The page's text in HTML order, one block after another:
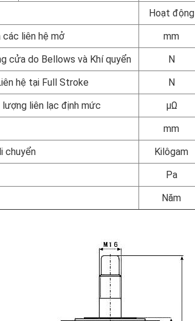
Hoạt động
các liên hệ mở mm
cửa do Bellows và Khí quyển N
hệ tại Full Stroke N
liên lạc định mức μΩ
mm
chuyển Kilôgam
Pa
Năm